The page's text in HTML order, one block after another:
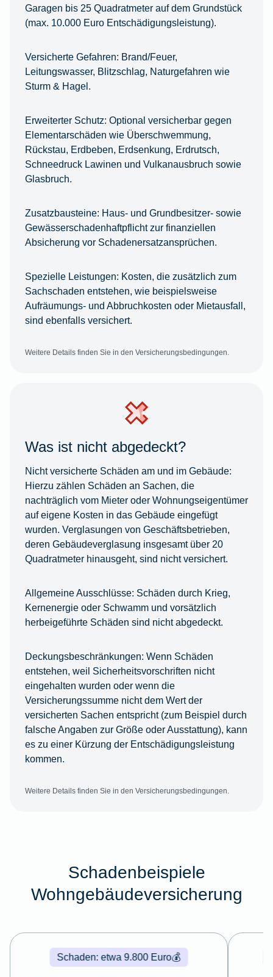
Garagen bis 25 Quadratmeter auf dem Grundstück
(max. 10.000 Euro Entschädigungsleistung).
Versicherte Gefahren: Brand/Feuer,
Leitungswasser, Blitzschlag, Naturgefahren wie
Sturm & Hagel.
Erweiterter Schutz: Optional versicherbar gegen
Elementarschäden wie Überschwemmung,
Rückstau, Erdbeben, Erdsenkung, Erdrutsch,
Schneedruck Lawinen und Vulkanausbruch sowie
Glasbruch.
Zusatzbausteine: Haus- und Grundbesitzer- sowie
Gewässerschadenhaftpflicht zur finanziellen
Absicherung vor Schadenersatzansprüchen.
Spezielle Leistungen: Kosten, die zusätzlich zum
Sachschaden entstehen, wie beispielsweise
Aufräumungs- und Abbruchkosten oder Mietausfall,
sind ebenfalls versichert.
Weitere Details finden Sie in den Versicherungsbedingungen.
Was ist nicht abgedeckt?
Nicht versicherte Schäden am und im Gebäude:
Hierzu zählen Schäden an Sachen, die
nachträglich vom Mieter oder Wohnungseigentümer
auf eigene Kosten in das Gebäude eingefügt
wurden. Verglasungen von Geschäftsbetrieben,
deren Gebäudeverglasung insgesamt über 20
Quadratmeter hinausgeht, sind nicht versichert.
Allgemeine Ausschlüsse: Schäden durch Krieg,
Kernenergie oder Schwamm und vorsätzlich
herbeigeführte Schäden sind nicht abgedeckt.
Deckungsbeschränkungen: Wenn Schäden
entstehen, weil Sicherheitsvorschriften nicht
eingehalten wurden oder wenn die
Versicherungssumme nicht dem Wert der
versicherten Sachen entspricht (zum Beispiel durch
falsche Angaben zur Größe oder Ausstattung), kann
es zu einer Kürzung der Entschädigungsleistung
kommen.
Weitere Details finden Sie in den Versicherungsbedingungen.
Schadenbeispiele
Wohngebäudeversicherung
💰
Schaden: etwa 9.800 Euro